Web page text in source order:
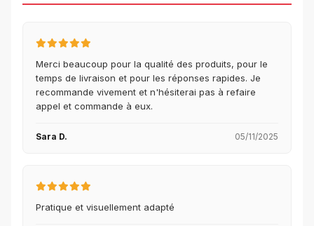
Merci beaucoup pour la qualité des produits, pour le
temps de livraison et pour les réponses rapides. Je
recommande vivement et n'hésiterai pas à refaire
appel et commande à eux.
Sara D. 05/11/2025
Pratique et visuellement adapté